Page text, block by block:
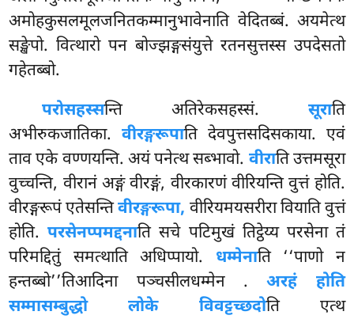
अमोहकुसलमूलजनितकम्मानुभावेनाति वेदितब्बं. अयमेत्थ
सङ्खेपो. वित्थारो पन बोज्झङ्गसंयुत्ते रतनसुत्तस्स उपदेसतो
गहेतब्बो.
परोसहस्सन्ति अतिरेकसहस्सं. सूराति
अभीरुकजातिका.वीरङ्गरूपाति देवपुत्तसदिसकाया. एवं
ताव एके वण्णयन्ति. अयं पनेत्थ सब्भावो. वीराति उत्तमसूरा
वुच्चन्ति, वीरानं अङ्गं वीरङ्गं, वीरकारणं वीरियन्ति वुत्तं होति.
वीरङ्गरूपं एतेसन्तिवीरङ्गरूपा, वीरियमयसरीरा वियाति वुत्तं
होति.परसेनप्पमद्दनाति सचे पटिमुखं तिट्ठेय्य परसेना तं
परिमद्दितुं समत्थाति अधिप्पायो. धम्मेनाति ‘‘पाणो न
हन्तब्बो’’तिआदिना पञ्चसीलधम्मेन .अरहं होति
सम्मासम्बुद्धो लोके विवट्टच्छदोति एत्थ